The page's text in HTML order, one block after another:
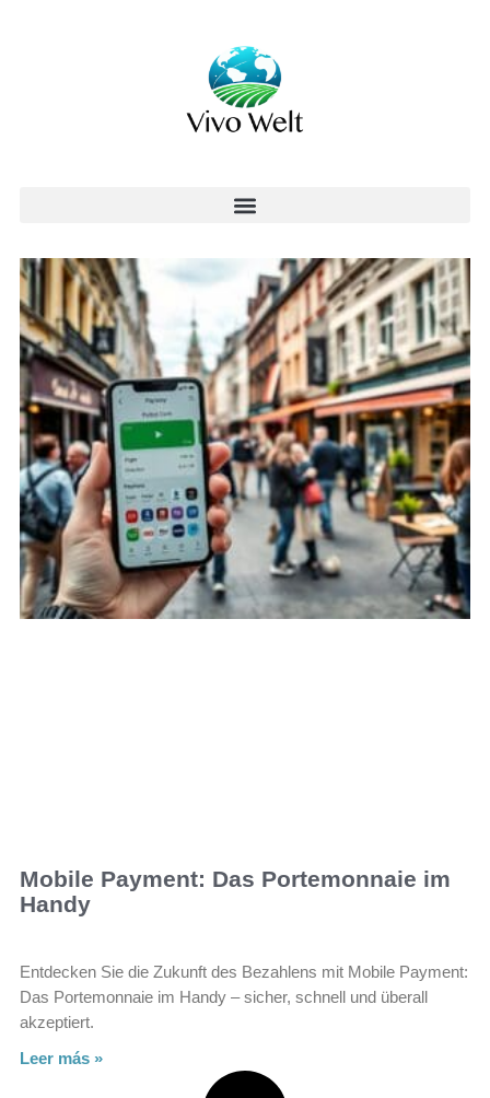
Mobile Payment: Das Portemonnaie im
Handy
Entdecken Sie die Zukunft des Bezahlens mit Mobile Payment:
Das Portemonnaie im Handy – sicher, schnell und überall
akzeptiert.
Leer más »